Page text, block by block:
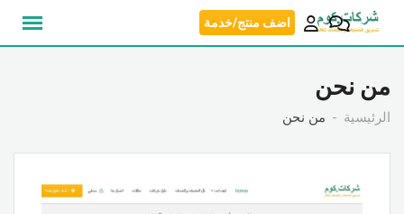
انتقل
اضف منتج/خدمة
من نحن
الرئيسية من نحن